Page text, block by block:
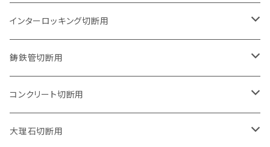
石井超硬電動切断機 取付用
セグメントタイプ（ビス穴付き
セグメントタイプ
セグメントタイプ（ビス穴付き
150mm（6インチ）
セグメントタイプ
180mm（7インチ）
セグメントタイプ
205mm（8インチ）
セグメントタイプ
230mm（9インチ）
セグメントタイプ
ウェーブタイプ
125mm（5インチ）
セグメントタイプ
ウェーブタイプ
150mm（6インチ）
セグメントタイプ
ウェーブタイプ
180mm（7インチ）
セグメントタイプ
205mm（8インチ）
105mm（4インチ）
セグメントタイプ
ウェーブタイプ
125mm（5インチ）
セグメントタイプ
ウェーブタイプ
150mm（6インチ）
セグメントタイプ
180mm（7インチ）
インターロッキング切断用
105mm（4インチ）
セグメントタイプ
セグメントタイプ（ビス穴付き
125mm（5インチ）
セグメントタイプ
150mm（6インチ）
鋳鉄管切断用
105mm（4インチ）
セグメントタイプ
125mm（5インチ）
コンクリート切断用
105mm（4インチ）
大理石切断用